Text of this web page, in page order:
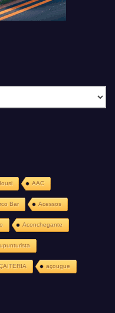
AAC
Bar Acessos
Aconchegante
açougue